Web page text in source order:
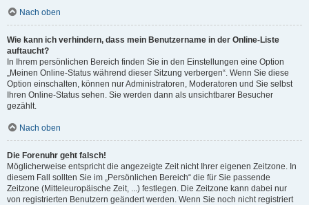
Nach oben
Wie kann ich verhindern, dass mein Benutzername in der Online-Liste
auftaucht?
In Ihrem persönlichen Bereich finden Sie in den Einstellungen eine Option
„Meinen Online-Status während dieser Sitzung verbergen“. Wenn Sie diese
Option einschalten, können nur Administratoren, Moderatoren und Sie selbst
Ihren Online-Status sehen. Sie werden dann als unsichtbarer Besucher
gezählt.
Nach oben
Die Forenuhr geht falsch!
Möglicherweise entspricht die angezeigte Zeit nicht Ihrer eigenen Zeitzone. In
diesem Fall sollten Sie im „Persönlichen Bereich“ die für Sie passende
Zeitzone (Mitteleuropäische Zeit, ...) festlegen. Die Zeitzone kann dabei nur
von registrierten Benutzern geändert werden. Wenn Sie noch nicht registriert